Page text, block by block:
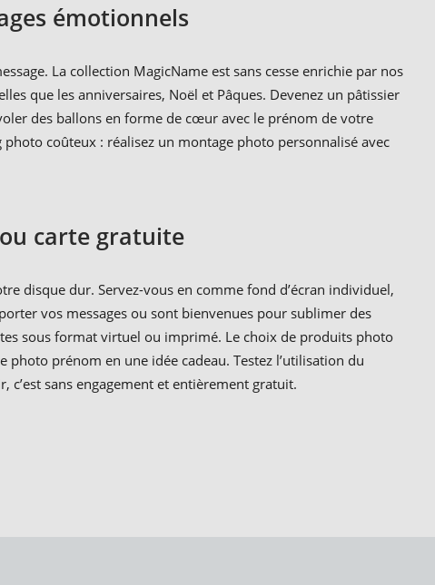
émotionnels
La collection MagicName est sans cesse enrichie par nos
que les anniversaires, Noël et Pâques. Devenez un pâtissier
des ballons en forme de cœur avec le prénom de votre
coûteux : réalisez un montage photo personnalisé avec
carte gratuite
disque dur. Servez-vous en comme fond d’écran individuel,
vos messages ou sont bienvenues pour sublimer des
sous format virtuel ou imprimé. Le choix de produits photo
prénom en une idée cadeau. Testez l’utilisation du
sans engagement et entièrement gratuit.